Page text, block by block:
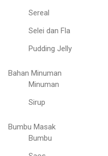
Sereal
Selei dan Fla
Pudding Jelly
Bahan Minuman
Minuman
Sirup
Bumbu Masak
Bumbu